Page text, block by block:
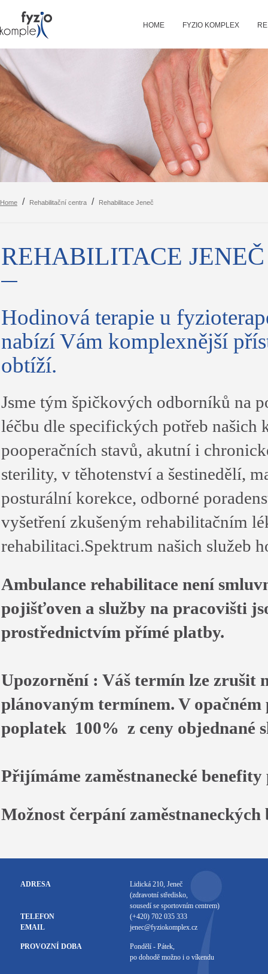
HOME FYZIO KOMPLEX
Home / Rehabilitační centra / Rehabilitace Jeneč
REHABILITACE JENEČ
Hodinová terapie u
nabízí Vám komplexnější
obtíží.
Jsme tým špičkových odborníků na
léčbu dle specifických potřeb našich
pooperačních stavů, akutní i
sterility, v těhotenství a šestinedělí,
posturální korekce, odborné
vyšetření zkušeným rehabilitačním
rehabilitaci.Spektrum našich služeb
Ambulance rehabilitace není
pojišťoven a služby na pracovišti
prostřednictvím přímé platby.
Upozornění : Váš termín lze zrušit
plánovaným termínem. V
poplatek 100% z ceny objednané
Přijímáme zaměstnanecké
Možnost čerpání
ADRESA
TELEFON
EMAIL
Lidická 210, Jeneč
(zdravotní středisko,
sousedí se sportovním centrem)
(+420) 702 035 333
jenec@fyziokomplex.cz
PROVOZNÍ DOBA
Pondělí - Pátek,
po dohodě možno i o víkendu